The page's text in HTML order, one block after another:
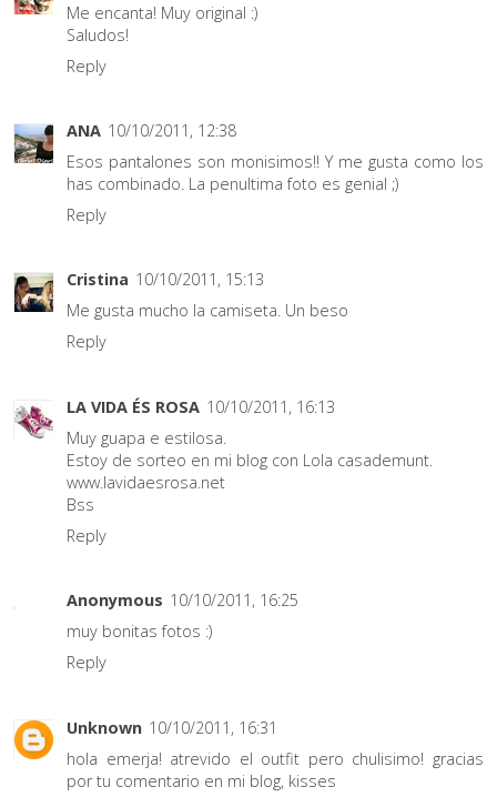
Me encanta! Muy original :)
Saludos!
Reply
ANA 10/10/2011, 12:38
Esos pantalones son monisimos!! Y me gusta como los
has combinado. La penultima foto es genial ;)
Reply
Cristina 10/10/2011, 15:13
Me gusta mucho la camiseta. Un beso
Reply
LA VIDA ÉS ROSA 10/10/2011, 16:13
Muy guapa e estilosa.
Estoy de sorteo en mi blog con Lola casademunt.
www.lavidaesrosa.net
Bss
Reply
Anonymous 10/10/2011, 16:25
muy bonitas fotos :)
Reply
Unknown 10/10/2011, 16:31
hola emerja! atrevido el outfit pero chulisimo! gracias
por tu comentario en mi blog, kisses